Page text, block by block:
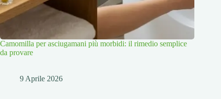
Camomilla per asciugamani più morbidi: il rimedio semplice
da provare
9 Aprile 2026